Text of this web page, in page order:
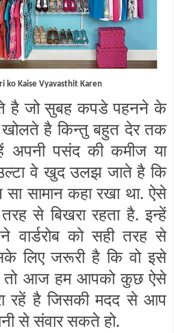
ko Kaise Vyavasthit Karen
है जो सुबह कपडे पहनने के
खोलते है किन्तु बहुत देर तक
अपनी पसंद की कमीज या
वे खुद उलझ जाते है कि
सामान कहा रखा था. ऐसे
तरह से बिखरा रहता है. इन्हें
को सही तरह से
लिए जरूरी है कि वो इसे
तो आज हम आपको कुछ ऐसे
रहें है जिसकी मदद से आप
से संवार सकते हो.